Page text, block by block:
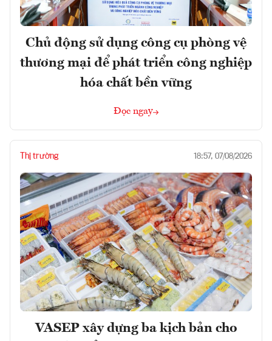
Chủ động sử dụng công cụ phòng vệ
thương mại để phát triển công nghiệp
hóa chất bền vững
Đọc ngay
Thị trường 18:57, 07/08/2026
VASEP xây dựng ba kịch bản cho